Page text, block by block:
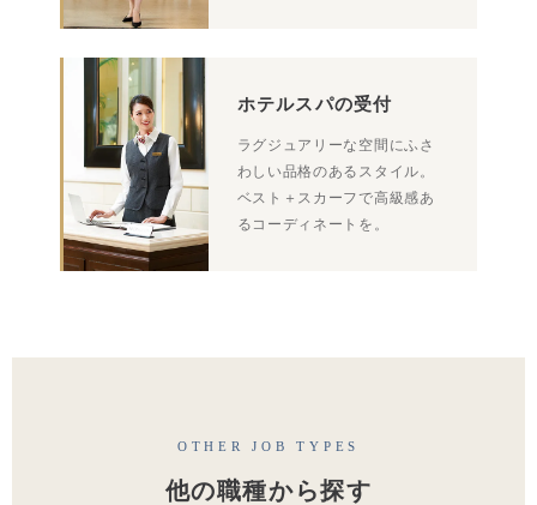
ホテルスパの受付
ラグジュアリーな空間にふさ
わしい品格のあるスタイル。
ベスト＋スカーフで高級感あ
るコーディネートを。
OTHER JOB TYPES
他の職種から探す